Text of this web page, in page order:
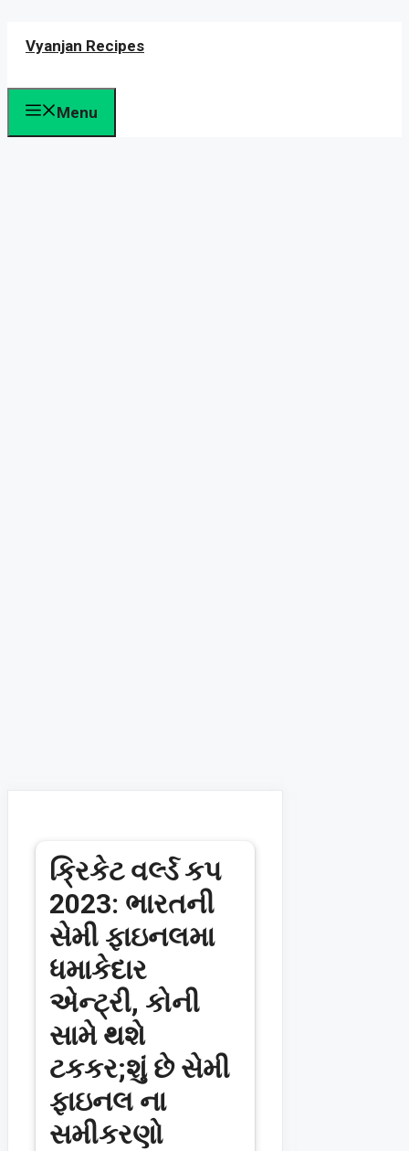
Vyanjan Recipes
Menu
ક્રિકેટ વર્લ્ડ કપ
2023: ભારતની
સેમી ફાઇનલમા
ધમાકેદાર
એન્ટ્રી, કોની
સામે થશે
ટકકર;શું છે સેમી
ફાઇનલ ના
સમીકરણો